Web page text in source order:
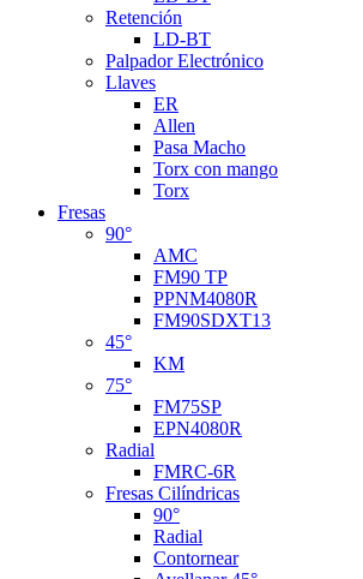
Retención
LD-BT
Palpador Electrónico
Llaves
ER
Allen
Pasa Macho
Torx con mango
Torx
Fresas
90°
AMC
FM90 TP
PPNM4080R
FM90SDXT13
45°
KM
75°
FM75SP
EPN4080R
Radial
FMRC-6R
Fresas Cilíndricas
90°
Radial
Contornear